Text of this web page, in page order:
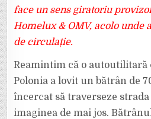
face un sens giratoriu
Homelux & OMV, acolo unde
de circulație.
Reamintim că o autoutilitară
Polonia a lovit un bătrân de
încercat să traverseze
imaginea de mai jos.